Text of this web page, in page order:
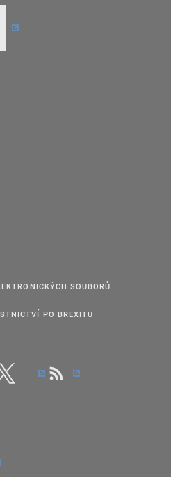
SOUBORŮ
PO BREXITU